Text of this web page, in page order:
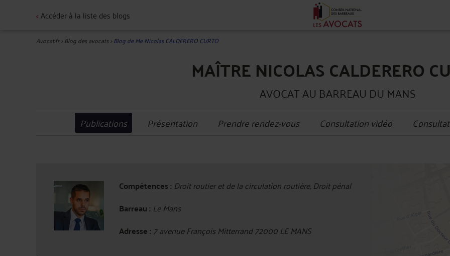
<Accéder à la liste des blogs
Avocat.fr>Blog des avocats>Blog de Me Nicolas CALDERERO CURTO
MAÎTRE NICOLAS CALDERERO
AVOCAT AU BARREAU DU MANS
Publications Présentation Prendre rendez-vous Consultation vidéo
Compétences : Droit routier et de la circulation routière, Droit pénal
Barreau : Le Mans
Adresse : 7 avenue François Mitterrand 72000 LE MANS